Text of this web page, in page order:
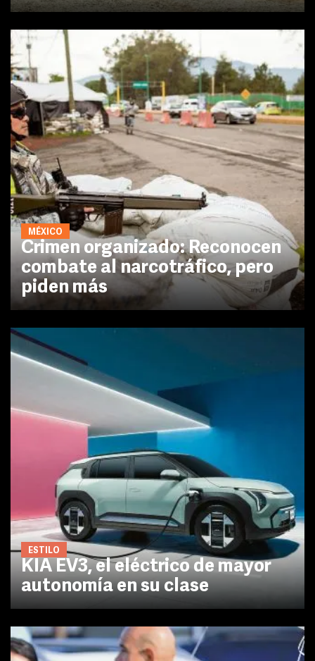
MÉXICO
Crimen organizado: Reconocen
combate al narcotráfico, pero
piden más
ESTILO
KIA EV3, el eléctrico de mayor
autonomía en su clase